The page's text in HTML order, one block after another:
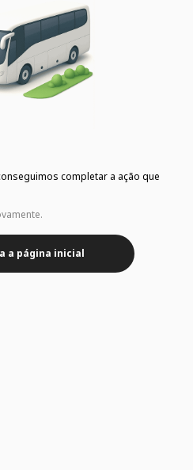
completar a ação que
a página inicial